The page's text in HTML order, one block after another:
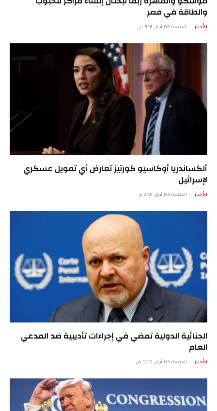
والطاقة في مصر
الأخبار الجمعة 03 أبريل 9:16 م
ألكساندريا أوكاسيو كورتيز تعارض أي تمويل عسكري
لإسرائيل
الأخبار الجمعة 03 أبريل 4:15 م
الجنائية الدولية تمضي في إجراءات تأديبية ضد المدعي
العام
الأخبار الجمعة 03 أبريل 11:13 ص